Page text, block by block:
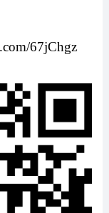
67jChgz